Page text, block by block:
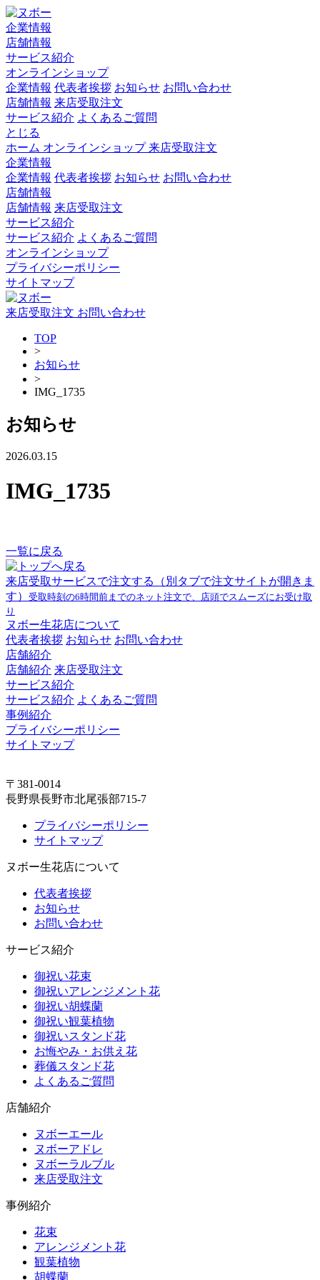
企業情報
店舗情報
サービス紹介
オンラインショップ
企業情報 代表者挨拶 お知らせ お問い合わせ
店舗情報 来店受取注文
サービス紹介 よくあるご質問
とじる
ホーム オンラインショップ来店受取注文
企業情報
企業情報 代表者挨拶 お知らせ お問い合わせ
店舗情報
店舗情報 来店受取注文
サービス紹介
サービス紹介 よくあるご質問
オンラインショップ
プライバシーポリシー
サイトマップ
来店受取注文 お問い合わせ
TOP
>
お知らせ
>
IMG_1735
お知らせ
2026.03.15
IMG_1735
一覧に戻る
来店受取サービスで注文する
（別タブで注文サイトが開きま
す） 受取時刻の6時間前までのネット注文で、店頭でスムーズにお受け取
り
ヌボー生花店について
代表者挨拶 お知らせ お問い合わせ
店舗紹介
店舗紹介 来店受取注文
サービス紹介
サービス紹介 よくあるご質問
事例紹介
プライバシーポリシー
サイトマップ
〒381-0014
長野県長野市北尾張部715-7
プライバシーポリシー
サイトマップ
ヌボー生花店について
代表者挨拶
お知らせ
お問い合わせ
サービス紹介
御祝い花束
御祝いアレンジメント花
御祝い胡蝶蘭
御祝い観葉植物
御祝いスタンド花
お悔やみ・お供え花
葬儀スタンド花
よくあるご質問
店舗紹介
ヌボーエール
ヌボーアドレ
ヌボーラルブル
来店受取注文
事例紹介
花束
アレンジメント花
観葉植物
胡蝶蘭